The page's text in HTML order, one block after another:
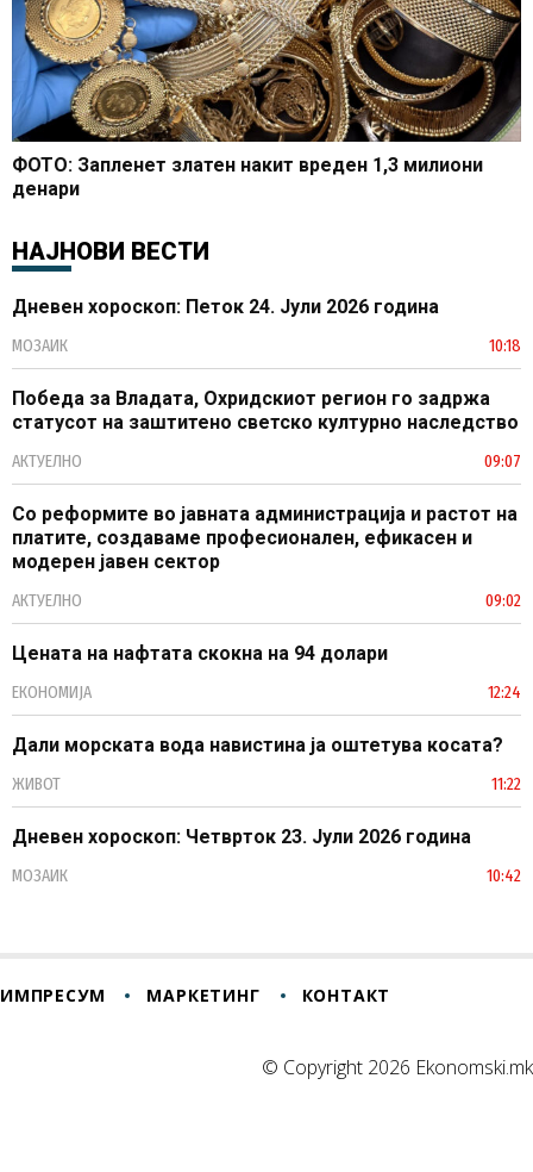
ФОТО: Запленет златен накит вреден 1,3 милиони
денари
НАЈНОВИ ВЕСТИ
Дневен хороскоп: Петок 24. Јули 2026 година
МОЗАИК 10:18
Победа за Владата, Охридскиот регион го задржа
статусот на заштитено светско културно наследство
АКТУЕЛНО 09:07
Со реформите во јавната администрација и растот на
платите, создаваме професионален, ефикасен и
модерен јавен сектор
АКТУЕЛНО 09:02
Цената на нафтата скокна на 94 долари
ЕКОНОМИЈА 12:24
Дали морската вода навистина ја оштетува косата?
ЖИВОТ 11:22
Дневен хороскоп: Четврток 23. Јули 2026 година
МОЗАИК 10:42
ИМПРЕСУМ МАРКЕТИНГ КОНТАКТ
© Copyright 2026 Ekonomski.mk